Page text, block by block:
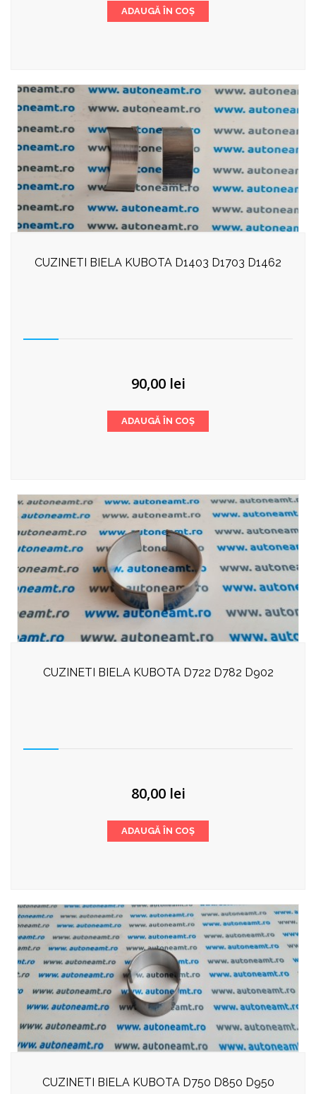
ADAUGĂ ÎN COȘ
CUZINETI BIELA KUBOTA D1403 D1703 D1462
90,00 lei
ADAUGĂ ÎN COȘ
CUZINETI BIELA KUBOTA D722 D782 D902
80,00 lei
ADAUGĂ ÎN COȘ
CUZINETI BIELA KUBOTA D750 D850 D950